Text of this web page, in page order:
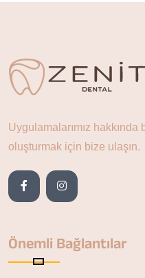
Uygulamalarımız
oluşturmak için bize ulaşın.
Önemli Bağlantılar